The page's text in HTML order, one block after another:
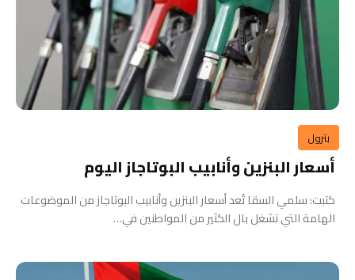
بترول
أسعار البنزين وأنابيب البوتاجاز اليوم
كتبت: سلمي السقا تُعد أسعار البنزين وأنابيب البوتاجاز من الموضوعات
الهامة التي تشغل بال الكثير من المواطنين في…